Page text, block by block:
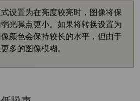
设置为在亮度较亮时，图像将保
光噪点更小。如果将转换设置为
颜色会保持较长的水平，但由于
多的图像模糊。